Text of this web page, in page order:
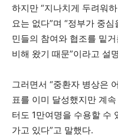
하지만 “지나치게 두려워
요는 없다”며 “정부가 중
민들의 참여와 협조를 밑
비해 왔기 때문”이라고 설
그러면서 “중환자 병상은
표를 이미 달성했지만 계
터도 1만여명을 수용할 수
가고 있다”고 말했다.